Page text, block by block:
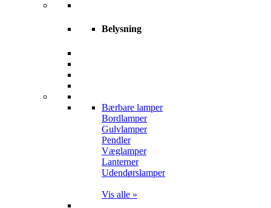
Belysning
Bærbare lamper
Bordlamper
Gulvlamper
Pendler
Væglamper
Lanterner
Udendørslamper
Vis alle »